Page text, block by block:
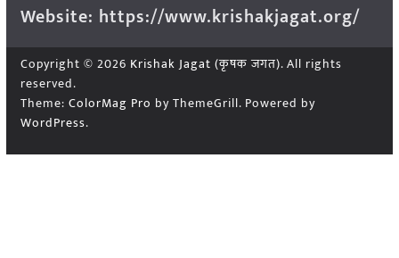
Website: https://www.krishakjagat.org/
Copyright © 2026 Krishak Jagat (कृषक जगत). All rights
reserved.
Theme: ColorMag Pro by ThemeGrill. Powered by
WordPress.